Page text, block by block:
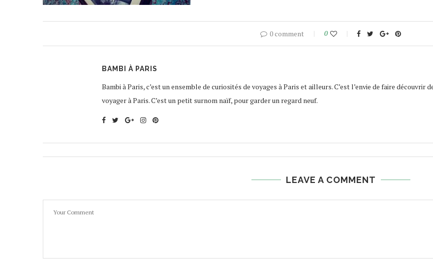
0 comment 0
BAMBI À PARIS
Bambi à Paris, c’est un ensemble de curiosités de voyages à Paris et ailleurs. C’est l’envie de faire
voyager à Paris. C’est un petit surnom naïf, pour garder un regard neuf.
LEAVE A COMMENT